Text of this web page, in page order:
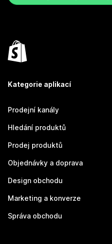
Kategorie aplikací
Prodejní kanály
Hledání produktů
Prodej produktů
Objednávky a doprava
Design obchodu
Marketing a konverze
Správa obchodu